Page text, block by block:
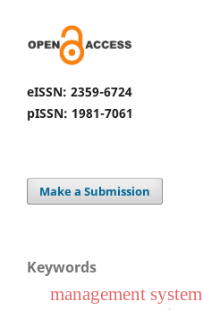
eISSN: 2359-6724
pISSN: 1981-7061
Make a Submission
Keywords
management system